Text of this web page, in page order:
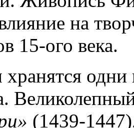
на
15-ого века.
одни
(1439-